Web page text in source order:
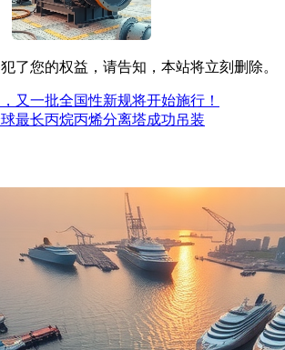
了您的权益，请告知，本站将立刻删除。
又一批全国性新规将开始施行！
最长丙烷丙烯分离塔成功吊装